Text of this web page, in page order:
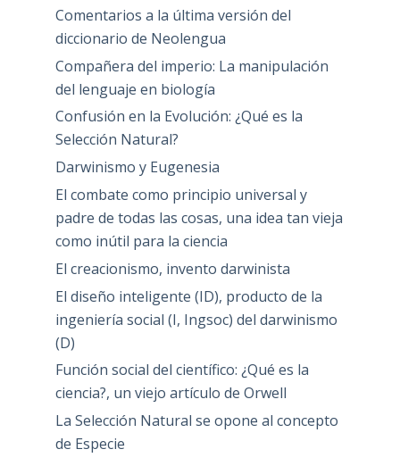
Comentarios a la última versión del
diccionario de Neolengua
Compañera del imperio: La manipulación
del lenguaje en biología
Confusión en la Evolución: ¿Qué es la
Selección Natural?
Darwinismo y Eugenesia
El combate como principio universal y
padre de todas las cosas, una idea tan vieja
como inútil para la ciencia
El creacionismo, invento darwinista
El diseño inteligente (ID), producto de la
ingeniería social (I, Ingsoc) del darwinismo
(D)
Función social del científico: ¿Qué es la
ciencia?, un viejo artículo de Orwell
La Selección Natural se opone al concepto
de Especie